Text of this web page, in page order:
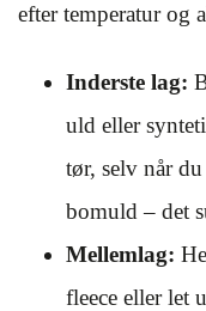
efter temperatur og
Inderste lag:
uld eller
tør, selv når
bomuld – det
Mellemlag:
fleece eller let